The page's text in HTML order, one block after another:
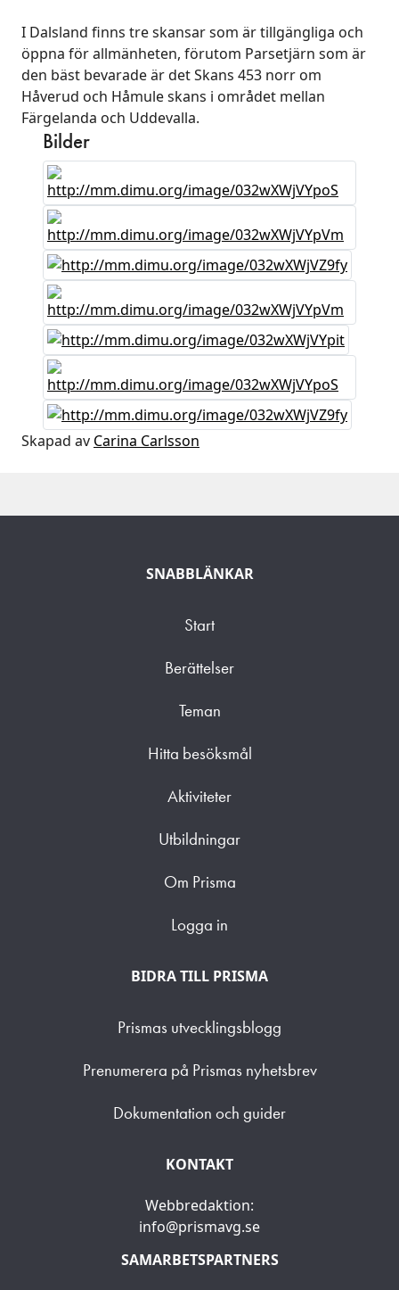
I Dalsland finns tre skansar som är tillgängliga och
öppna för allmänheten, förutom Parsetjärn som är
den bäst bevarade är det Skans 453 norr om
Håverud och Håmule skans i området mellan
Färgelanda och Uddevalla.
Bilder
Skapad av Carina Carlsson
SNABBLÄNKAR
Start
Berättelser
Teman
Hitta besöksmål
Aktiviteter
Utbildningar
Om Prisma
Logga in
BIDRA TILL PRISMA
Prismas utvecklingsblogg
Prenumerera på Prismas nyhetsbrev
Dokumentation och guider
KONTAKT
Webbredaktion:
info@prismavg.se
SAMARBETSPARTNERS